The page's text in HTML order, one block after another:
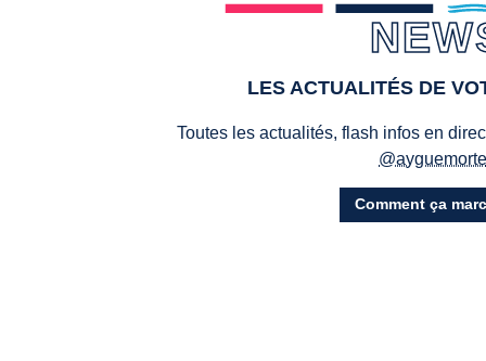
LES ACTUALITÉS DE
Toutes les actualités, flash infos en
@ayguemorte
Comment ça